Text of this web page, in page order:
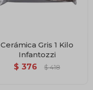
Cerámica Gris 1 Kilo
Infantozzi
$ 376 $ 418